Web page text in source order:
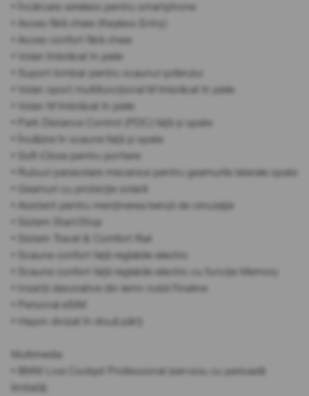
• Încărcare wireless pentru smartphone
• Acces fără cheie (Keyless Entry)
• Acces confort fără cheie
• Volan îmbrăcat în piele
• Suport lombar pentru scaunul șoferului
• Volan sport multifuncțional M îmbrăcat în piele
• Volan M îmbrăcat în piele
• Park Distance Control (PDC) față și spate
• Încălzire în scaune față și spate
• Soft-Close pentru portiere
• Rulouri parasolare mecanice pentru geamurile laterale spate
• Geamuri cu protecție solară
• Asistent pentru menținerea benzii de circulație
• Sistem Start/Stop
• Sistem Travel & Comfort Rail
• Scaune confort față reglabile electric
• Scaune confort față reglabile electric cu funcție Memory
• Inserții decorative din lemn nobil Fineline
• Personal eSIM
• Hayon divizat în două părți
Multimedia
• BMW Live Cockpit Professional (serviciu cu perioadă
limitată)